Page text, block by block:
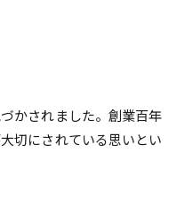
かされました。創業百年
切にされている思いとい